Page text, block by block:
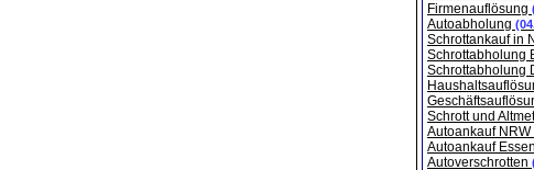
Firmenauflösung
Autoabholung
Schrottankauf in
Schrottabholung
Schrottabholung
Schrott und
Autoankauf NRW
Autoankauf Essen
Autoverschrotten